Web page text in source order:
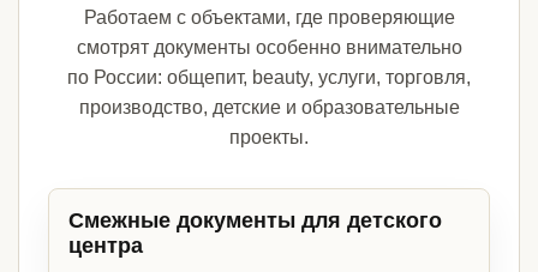
Работаем с объектами, где проверяющие
смотрят документы особенно внимательно
по России: общепит, beauty, услуги, торговля,
производство, детские и образовательные
проекты.
Смежные документы для детского
центра